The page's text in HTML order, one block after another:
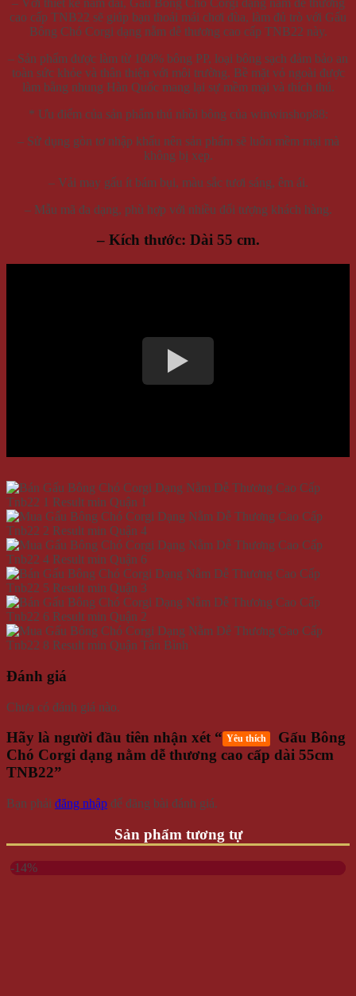
cao cấp TNB22 sẽ giúp bạn thoải mái chơi đùa, làm đủ trò với Gấu
Bông Chó Corgi dạng nằm dễ thương cao cấp TNB22 này.
– Sản phẩm được làm từ 100% bông PP, loại bông sạch đảm bảo an
toàn sức khỏe và thân thiện với môi trường. Bề mặt vỏ ngoài được
làm bằng nhung Hàn Quốc mang lại sự mềm mại và thích thú.
* Ưu điểm của sản phẩm thú nhồi bông của winwinshop88:
– Sử dụng gòn tơ nhập khẩu nên sản phẩm sẽ luôn mềm mại mà
không bị xẹp.
– Vải may gấu ít bám bụi, màu sắc tươi sáng, êm ái.
– Mẫu mã đa dạng, phù hợp với nhiều đối tượng khách hàng.
– Kích thước: Dài 55 cm.
Đánh giá
Chưa có đánh giá nào.
Hãy là người đầu tiên nhận xét “ Yêu thích
Gấu Bông
Chó Corgi dạng nằm dễ thương cao cấp dài 55cm
TNB22”
Bạn phải đăng nhập để đăng bài đánh giá.
Sản phẩm tương tự
-14%